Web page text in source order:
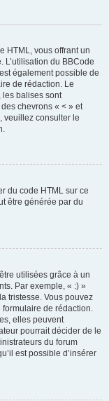
HTML, vous offrant un
L’utilisation du BBCode
également possible de
de rédaction. Le
les balises sont
chevrons « < » et
veuillez consulter le
du code HTML sur ce
être générée par du
utilisées grâce à un
Par exemple, « :) »
tristesse. Vous pouvez
de rédaction.
elles peuvent
pourrait décider de le
du forum
est possible d’insérer